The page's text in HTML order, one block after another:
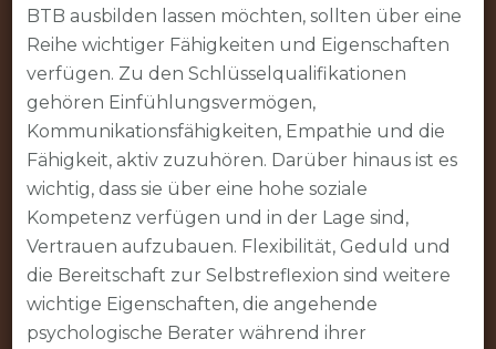
BTB ausbilden lassen möchten, sollten über eine
Reihe wichtiger Fähigkeiten und Eigenschaften
verfügen. Zu den Schlüsselqualifikationen
gehören Einfühlungsvermögen,
Kommunikationsfähigkeiten, Empathie und die
Fähigkeit, aktiv zuzuhören. Darüber hinaus ist es
wichtig, dass sie über eine hohe soziale
Kompetenz verfügen und in der Lage sind,
Vertrauen aufzubauen. Flexibilität, Geduld und
die Bereitschaft zur Selbstreflexion sind weitere
wichtige Eigenschaften, die angehende
psychologische Berater während ihrer